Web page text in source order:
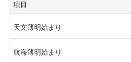
項目
天文薄明始まり
航海薄明始まり